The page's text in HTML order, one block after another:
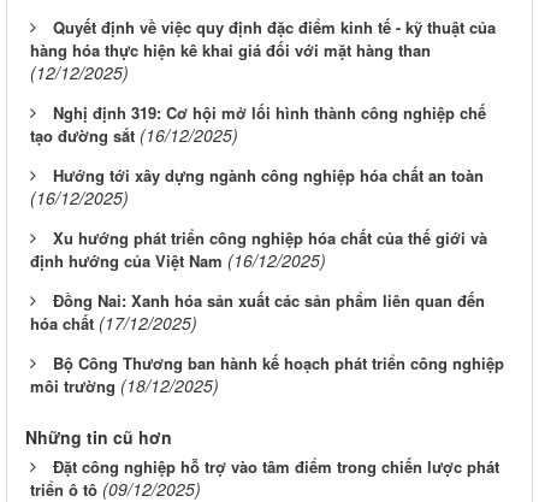
Quyết định về việc quy định đặc điểm kinh tế - kỹ thuật của
hàng hóa thực hiện kê khai giá đối với mặt hàng than
(12/12/2025)
Nghị định 319: Cơ hội mở lối hình thành công nghiệp chế
tạo đường sắt (16/12/2025)
Hướng tới xây dựng ngành công nghiệp hóa chất an toàn
(16/12/2025)
Xu hướng phát triển công nghiệp hóa chất của thế giới và
định hướng của Việt Nam (16/12/2025)
Đồng Nai: Xanh hóa sản xuất các sản phẩm liên quan đến
hóa chất (17/12/2025)
Bộ Công Thương ban hành kế hoạch phát triển công nghiệp
môi trường (18/12/2025)
Những tin cũ hơn
Đặt công nghiệp hỗ trợ vào tâm điểm trong chiến lược phát
triển ô tô (09/12/2025)